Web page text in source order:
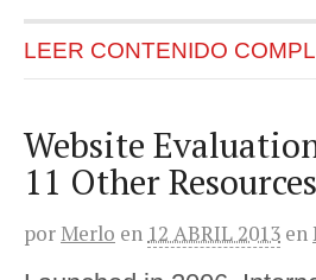
LEER CONTENIDO
Website
11 Other Resources
por Merlo en 12 ABRIL 2013 en